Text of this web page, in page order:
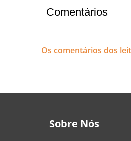
Comentários
Os comentários dos
Sobre Nós